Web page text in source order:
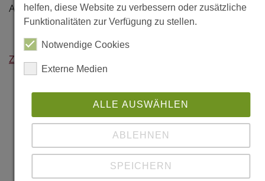
Anerkennung
Zurück
www.uffer.ch
dem
Julierpass", in:
FIRST 4/17
Holzbau im
öffentlichen
helfen, diese Website zu verbessern oder zusätzliche
Funktionalitäten zur Verfügung zu stellen.
Notwendige Cookies
Externe Medien
ALLE AUSWÄHLEN
ABLEHNEN
SPEICHERN